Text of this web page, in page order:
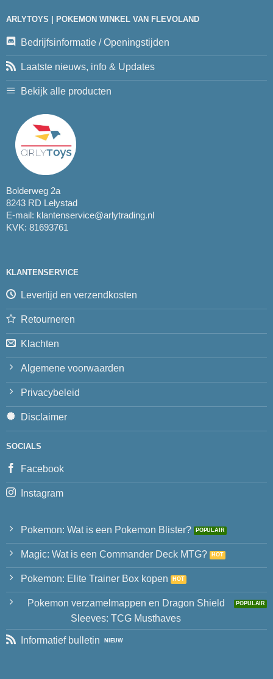
ARLYTOYS | POKEMON WINKEL VAN FLEVOLAND
Bedrijfsinformatie / Openingstijden
Laatste nieuws, info & Updates
Bekijk alle producten
Bolderweg 2a
8243 RD Lelystad
E-mail: klantenservice@arlytrading.nl
KVK: 81693761
KLANTENSERVICE
Levertijd en verzendkosten
Retourneren
Klachten
Algemene voorwaarden
Privacybeleid
Disclaimer
SOCIALS
Facebook
Instagram
Pokemon: Wat is een Pokemon Blister?
Magic: Wat is een Commander Deck MTG?
Pokemon: Elite Trainer Box kopen
Pokemon verzamelmappen en Dragon Shield
Sleeves: TCG Musthaves
Informatief bulletin